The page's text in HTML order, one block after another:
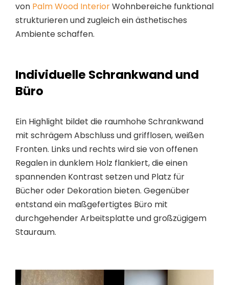
von Palm Wood InteriorWohnbereiche funktional
strukturieren und zugleich ein ästhetisches
Ambiente schaffen.
Individuelle Schrankwand und
Büro
Ein Highlight bildet die raumhohe Schrankwand
mit schrägem Abschluss und grifflosen, weißen
Fronten. Links und rechts wird sie von offenen
Regalen in dunklem Holz flankiert, die einen
spannenden Kontrast setzen und Platz für
Bücher oder Dekoration bieten. Gegenüber
entstand ein maßgefertigtes Büro mit
durchgehender Arbeitsplatte und großzügigem
Stauraum.